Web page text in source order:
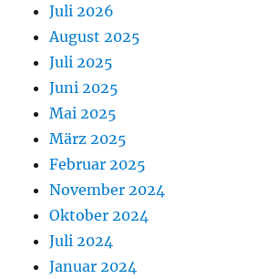
Juli 2026
August 2025
Juli 2025
Juni 2025
Mai 2025
März 2025
Februar 2025
November 2024
Oktober 2024
Juli 2024
Januar 2024